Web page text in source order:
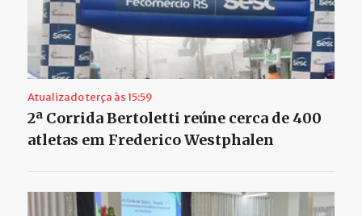
Atualizado terça às 15:59
2ª Corrida Bertoletti reúne cerca de 400
atletas em Frederico Westphalen